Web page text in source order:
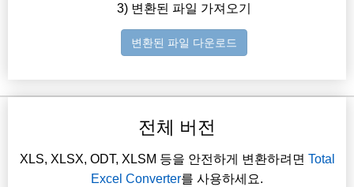
3) 변환된 파일 가져오기
변환된 파일 다운로드
전체 버전
XLS, XLSX, ODT, XLSM 등을 안전하게 변환하려면 Total
Excel Converter를 사용하세요.